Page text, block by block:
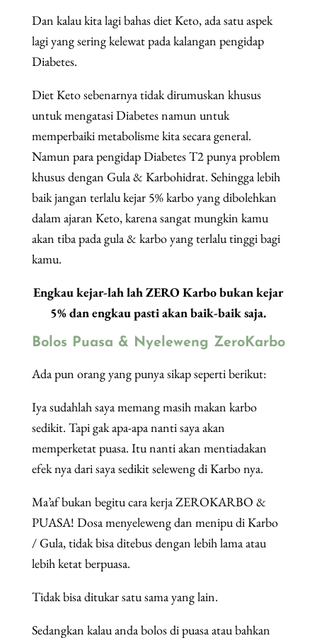
Dan kalau kita lagi bahas diet Keto, ada satu aspek
lagi yang sering kelewat pada kalangan pengidap
Diabetes.
Diet Keto sebenarnya tidak dirumuskan khusus
untuk mengatasi Diabetes namun untuk
memperbaiki metabolisme kita secara general.
Namun para pengidap Diabetes T2 punya problem
khusus dengan Gula & Karbohidrat. Sehingga lebih
baik jangan terlalu kejar 5% karbo yang dibolehkan
dalam ajaran Keto, karena sangat mungkin kamu
akan tiba pada gula & karbo yang terlalu tinggi bagi
kamu.
Engkau kejar-lah lah ZERO Karbo bukan kejar
5% dan engkau pasti akan baik-baik saja.
Bolos Puasa & Nyeleweng ZeroKarbo
Ada pun orang yang punya sikap seperti berikut:
Iya sudahlah saya memang masih makan karbo
sedikit. Tapi gak apa-apa nanti saya akan
memperketat puasa. Itu nanti akan mentiadakan
efek nya dari saya sedikit seleweng di Karbo nya.
Ma’af bukan begitu cara kerja ZEROKARBO &
PUASA! Dosa menyeleweng dan menipu di Karbo
/ Gula, tidak bisa ditebus dengan lebih lama atau
lebih ketat berpuasa.
Tidak bisa ditukar satu sama yang lain.
Sedangkan kalau anda bolos di puasa atau bahkan